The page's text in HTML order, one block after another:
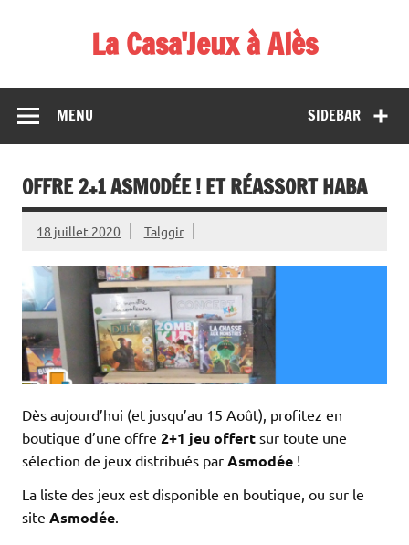
La Casa'Jeux à Alès
démos et de tournois
SIDEBAR
MENU
OFFRE 2+1 ASMODÉE ! ET RÉASSORT HABA
18 juillet 2020 Talggir
Dès aujourd’hui (et jusqu’au 15 Août), profitez en
boutique d’une offre 2+1 jeu offert sur toute une
sélection de jeux distribués par Asmodée !
La liste des jeux est disponible en boutique, ou sur le
site Asmodée.